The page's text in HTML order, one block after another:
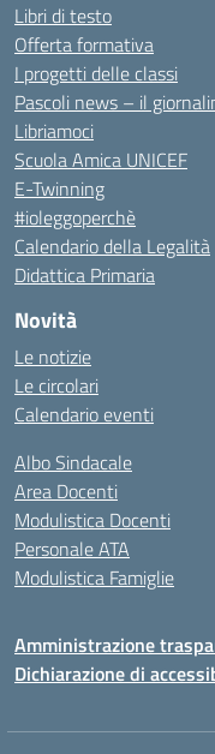
Libri di testo
Offerta formativa
I progetti delle classi
Pascoli news – il
Libriamoci
Scuola Amica UNICEF
E-Twinning
#ioleggoperchè
Calendario della Legalità
Didattica Primaria
Novità
Le notizie
Le circolari
Calendario eventi
Albo Sindacale
Area Docenti
Modulistica Docenti
Personale ATA
Modulistica Famiglie
Amministrazione
Dichiarazione di